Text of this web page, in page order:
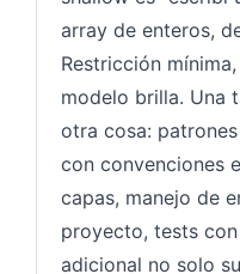
array de enteros,
Restricción
modelo brilla. Una
otra cosa:
con convenciones
capas, manejo de
proyecto, tests
adicional no solo